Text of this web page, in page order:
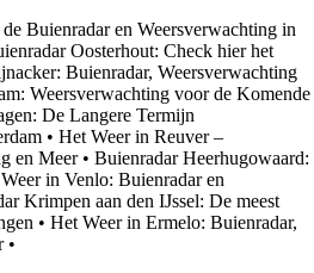
Buienradar en Weersverwachting in
Oosterhout: Check hier het
Buienradar, Weersverwachting
Weersverwachting voor de Komende
De Langere Termijn
• Het Weer in Reuver –
en Meer• Buienradar Heerhugowaard:
in Venlo: Buienradar en
Krimpen aan den IJssel: De meest
• Het Weer in Ermelo: Buienradar,
•